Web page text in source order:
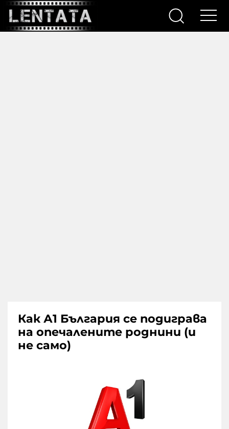
Как А1 България се подиграва
на опечалените роднини (и
не само)